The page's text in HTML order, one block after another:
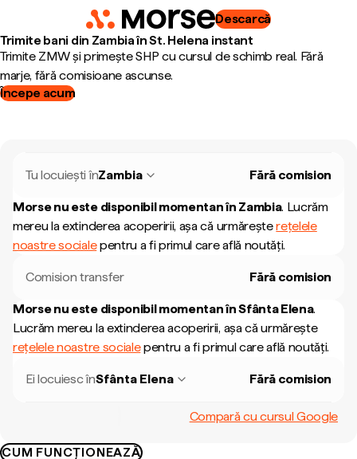
Descarcă
Trimite bani din Zambia în St. Helena instant
Trimite ZMW și primește SHP cu cursul de schimb real. Fără
marje, fără comisioane ascunse.
Începe acum
Tu locuiești înZambia Fără comision
Morse nu este disponibil momentan în Zambia. Lucrăm
mereu la extinderea acoperirii, așa că urmăreșterețelele
noastre socialepentru a fi primul care află noutăți.
Comision transfer Fără comision
Morse nu este disponibil momentan înSfânta Elena.
Lucrăm mereu la extinderea acoperirii, așa că urmărește
rețelele noastre socialepentru a fi primul care află noutăți.
Ei locuiesc înSfânta Elena Fără comision
Compară cu cursul Google
CUM FUNCȚIONEAZĂ